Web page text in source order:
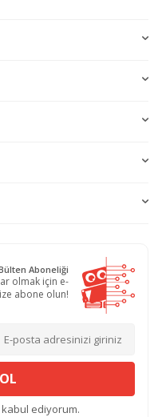
Aboneliği
olmak için e-
abone olun!
ediyorum.